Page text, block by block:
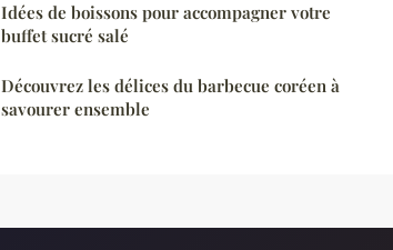
Idées de boissons pour accompagner votre
buffet sucré salé
Découvrez les délices du barbecue coréen à
savourer ensemble